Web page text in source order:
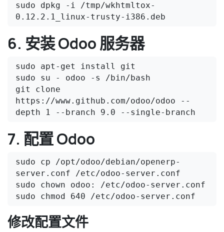
sudo dpkg -i /tmp/wkhtmltox-
0.12.2.1_linux-trusty-i386.deb
6. 安装 Odoo 服务器
sudo apt-get install git
sudo su - odoo -s /bin/bash
git clone
https://www.github.com/odoo/odoo --
depth 1 --branch 9.0 --single-branch
7. 配置 Odoo
sudo cp /opt/odoo/debian/openerp-
server.conf /etc/odoo-server.conf
sudo chown odoo: /etc/odoo-server.conf
sudo chmod 640 /etc/odoo-server.conf
修改配置文件